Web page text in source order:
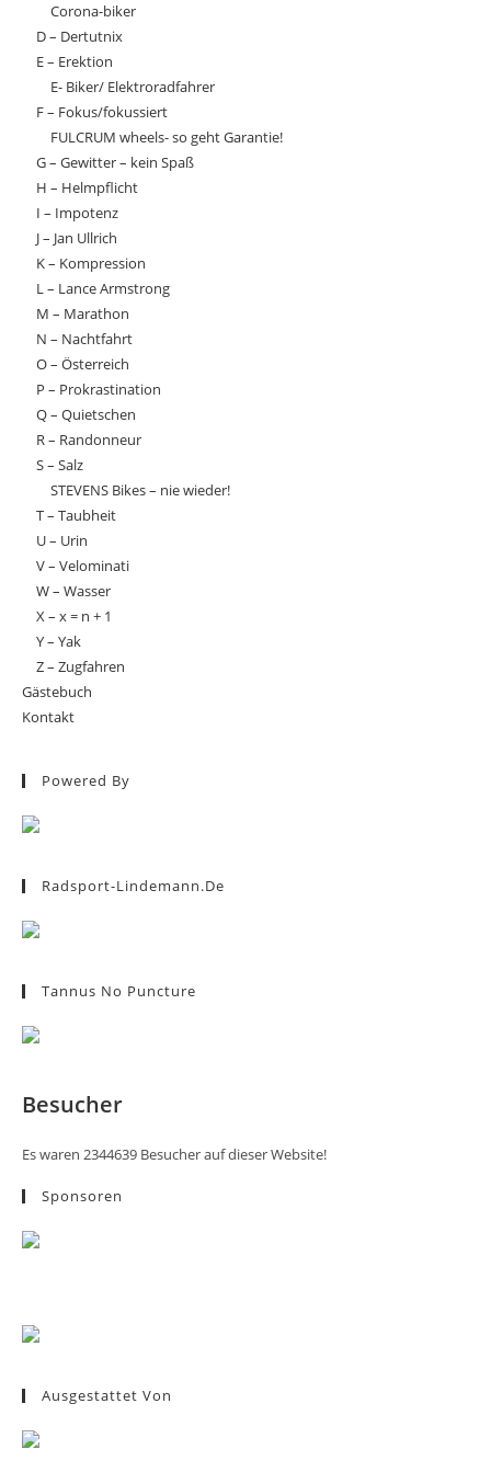
Corona-biker
D – Dertutnix
E – Erektion
E- Biker/ Elektroradfahrer
F – Fokus/fokussiert
FULCRUM wheels- so geht Garantie!
G – Gewitter – kein Spaß
H – Helmpflicht
I – Impotenz
J – Jan Ullrich
K – Kompression
L – Lance Armstrong
M – Marathon
N – Nachtfahrt
O – Österreich
P – Prokrastination
Q – Quietschen
R – Randonneur
S – Salz
STEVENS Bikes – nie wieder!
T – Taubheit
U – Urin
V – Velominati
W – Wasser
X – x = n + 1
Y – Yak
Z – Zugfahren
Gästebuch
Kontakt
Powered By
Radsport-Lindemann.de
Tannus No Puncture
Besucher
Es waren 2344639 Besucher auf dieser Website!
Sponsoren
Ausgestattet Von